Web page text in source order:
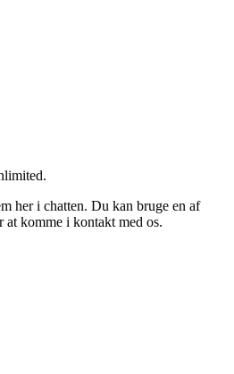
her i chatten. Du kan bruge en af
at komme i kontakt med os.